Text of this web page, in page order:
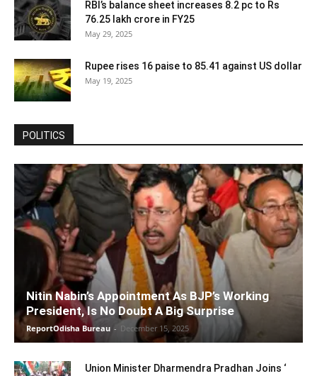
RBI’s balance sheet increases 8.2 pc to Rs
76.25 lakh crore in FY25
May 29, 2025
Rupee rises 16 paise to 85.41 against US dollar
May 19, 2025
POLITICS
Nitin Nabin’s Appointment As BJP’s Working
President, Is No Doubt A Big Surprise
ReportOdisha Bureau - December 15, 2025
Union Minister Dharmendra Pradhan Joins ‘